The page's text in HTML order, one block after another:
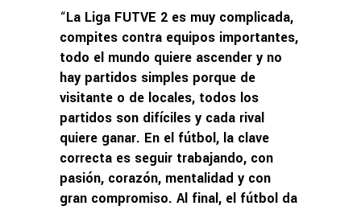
“La Liga FUTVE 2 es muy complicada,
compites contra equipos importantes,
todo el mundo quiere ascender y no
hay partidos simples porque de
visitante o de locales, todos los
partidos son difíciles y cada rival
quiere ganar. En el fútbol, la clave
correcta es seguir trabajando, con
pasión, corazón, mentalidad y con
gran compromiso. Al final, el fútbol da